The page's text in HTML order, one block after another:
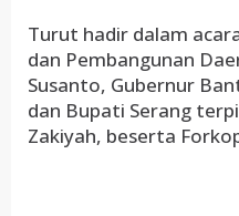
Turut hadir dalam
dan Pembangunan
Susanto, Gubernur
dan Bupati Serang
Zakiyah, beserta